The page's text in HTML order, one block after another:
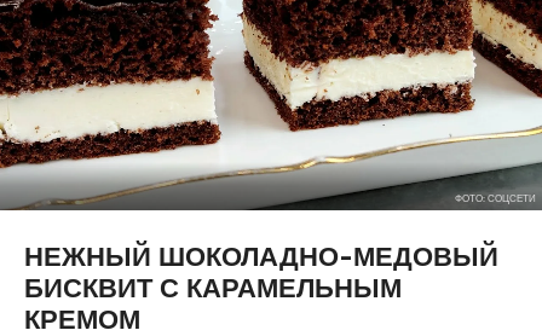
ФОТО: СОЦСЕТИ
НЕЖНЫЙ ШОКОЛАДНО-МЕДОВЫЙ
БИСКВИТ С КАРАМЕЛЬНЫМ
КРЕМОМ